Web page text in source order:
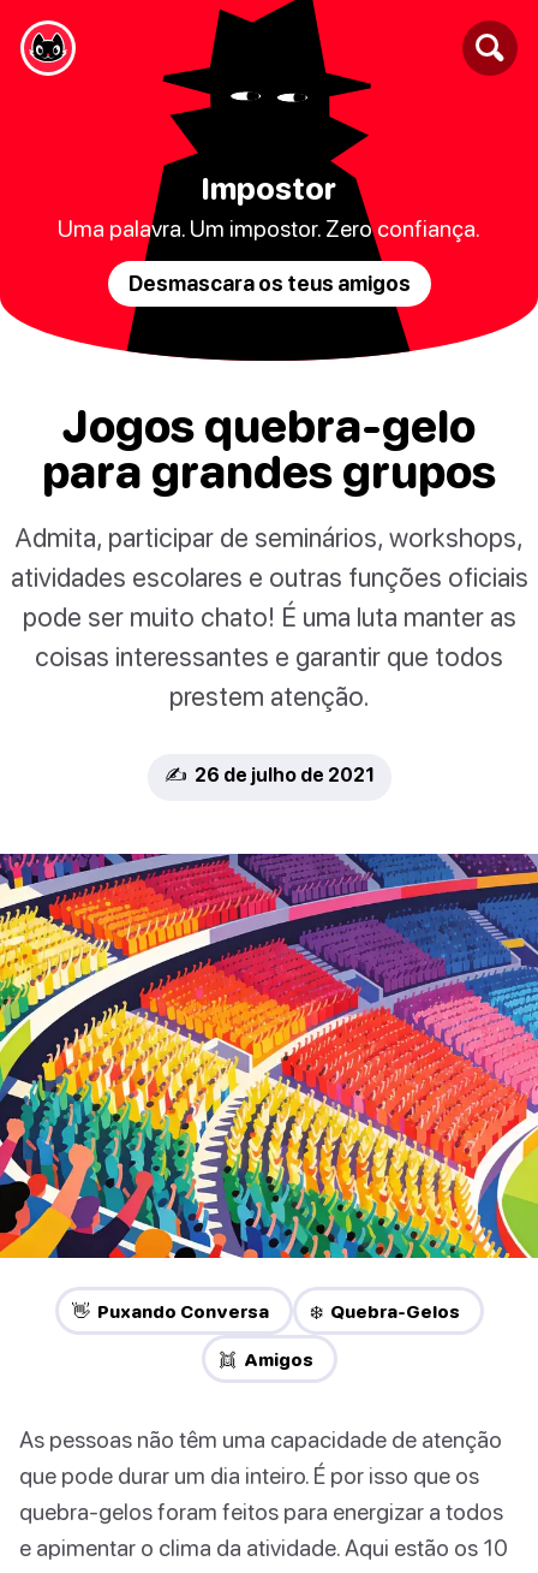
Impostor
Uma palavra. Um impostor. Zero confiança.
Desmascara os teus amigos
Jogos quebra-gelo
para grandes grupos
Admita, participar de seminários, workshops,
atividades escolares e outras funções oficiais
pode ser muito chato! É uma luta manter as
coisas interessantes e garantir que todos
prestem atenção.
✍️ 26 de julho de 2021
👋 Puxando Conversa ❄️ Quebra-Gelos
👯 Amigos
As pessoas não têm uma capacidade de atenção
que pode durar um dia inteiro. É por isso que os
quebra-gelos foram feitos para energizar a todos
e apimentar o clima da atividade. Aqui estão os 10